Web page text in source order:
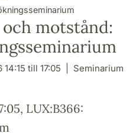
motstånd:
till 17:05 Seminarium
LUX:B366: